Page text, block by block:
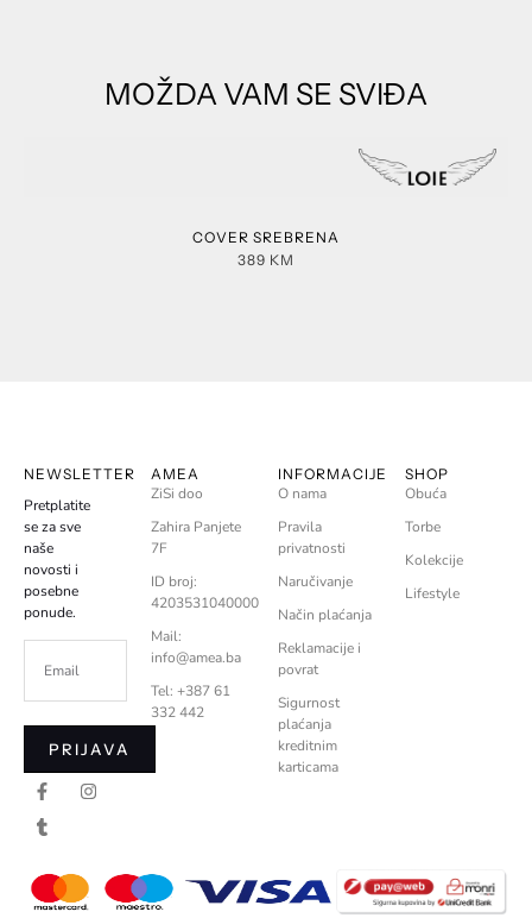
MOŽDA VAM SE SVIĐA
COVER SREBRENA
389 KM
NEWSLETTER
Pretplatite
se za sve
naše
novosti i
posebne
ponude.
PRIJAVA
AMEA
ZiSi doo
Zahira Panjete
7F
ID broj:
4203531040000
Mail:
info@amea.ba
Tel: +387 61
332 442
INFORMACIJE
O nama
Pravila
privatnosti
Naručivanje
Način plaćanja
Reklamacije i
povrat
Sigurnost
plaćanja
kreditnim
karticama
SHOP
Obuća
Torbe
Kolekcije
Lifestyle